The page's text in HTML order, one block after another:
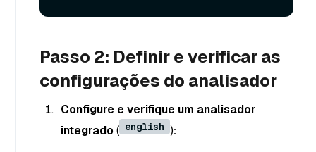
Passo 2: Definir e verificar as
configurações do analisador
Configure e verifique um analisador
integrado( english ):